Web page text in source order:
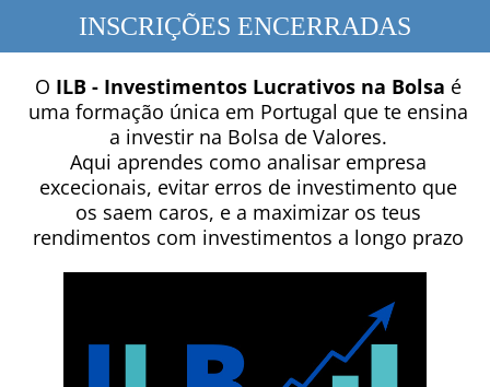
INSCRIÇÕES ENCERRADAS
O ILB - Investimentos Lucrativos na Bolsa é
uma formação única em Portugal que te ensina
a investir na Bolsa de Valores.
Aqui aprendes como analisar empresa
excecionais, evitar erros de investimento que
os saem caros, e a maximizar os teus
rendimentos com investimentos a longo prazo